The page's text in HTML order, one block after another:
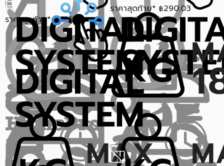
ราคาสุดท้าย* ฿435.53
ราคาสุดท้าย* ฿290.03